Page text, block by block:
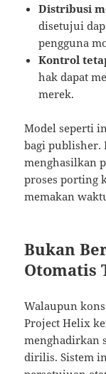
Distribusi
disetujui
pengguna
Kontrol
hak dapat
merek.
Model seperti
bagi publisher.
menghasilkan
proses porting
memakan
Bukan
Otomatis
Walaupun
Project Helix
menghadirkan
dirilis. Sistem